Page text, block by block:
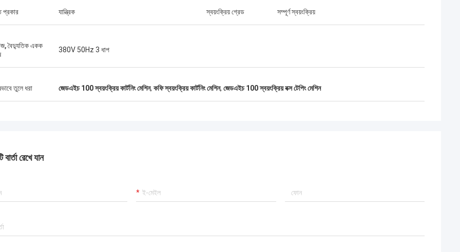
প্রকার যান্ত্রিক স্বয়ংক্রিয় গ্রেড সম্পূর্ণ স্বয়ংক্রিয়
বৈদ্যুতিক একক
380V 50Hz 3 ধাপ
তুলে ধরা জেডএইচ 100 স্বয়ংক্রিয় কার্টনিং মেশিন, কফি স্বয়ংক্রিয় কার্টনিং মেশিন, জেডএইচ 100 স্বয়ংক্রিয় বক্স টেপিং মেশিন
বার্তা রেখে যান